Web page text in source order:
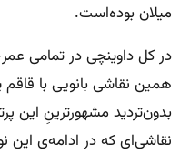
میلان بوده‌است.
همین نقاشی بانویی با
بدون‌تردید مشهورترینِ این
نقاشی‌ای که در ادامه‌ی این